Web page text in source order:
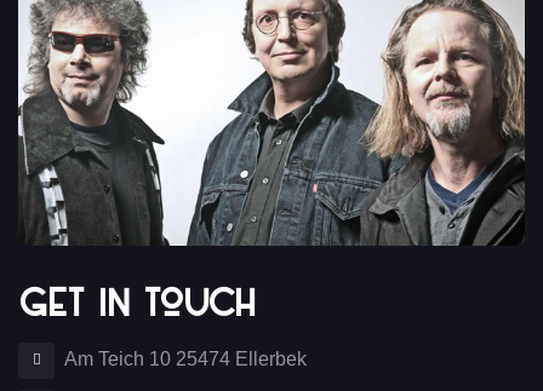
Get In Touch
Am Teich 10 25474 Ellerbek